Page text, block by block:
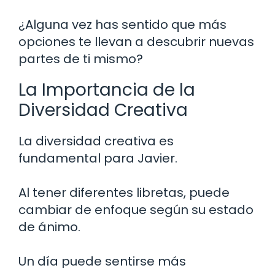
¿Alguna vez has sentido que más
opciones te llevan a descubrir nuevas
partes de ti mismo?
La Importancia de la
Diversidad Creativa
La diversidad creativa es
fundamental para Javier.
Al tener diferentes libretas, puede
cambiar de enfoque según su estado
de ánimo.
Un día puede sentirse más